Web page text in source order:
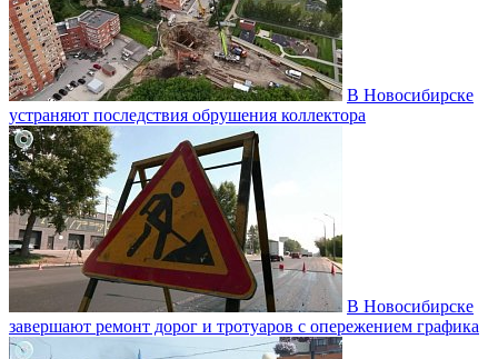
В Новосибирске
устраняют последствия обрушения коллектора
В Новосибирске
завершают ремонт дорог и тротуаров с опережением графика